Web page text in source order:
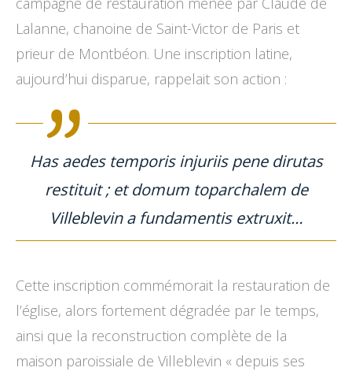
Lalanne, chanoine de Saint-Victor de Paris et
prieur de Montbéon. Une inscription latine,
aujourd’hui disparue, rappelait son action :
Has aedes temporis injuriis pene dirutas
restituit ; et domum toparchalem de
Villeblevin a fundamentis extruxit…
Cette inscription commémorait la restauration de
l’église, alors fortement dégradée par le temps,
ainsi que la reconstruction complète de la
maison paroissiale de Villeblevin « depuis ses